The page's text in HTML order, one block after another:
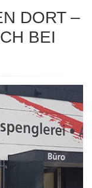
DORT –
BEI